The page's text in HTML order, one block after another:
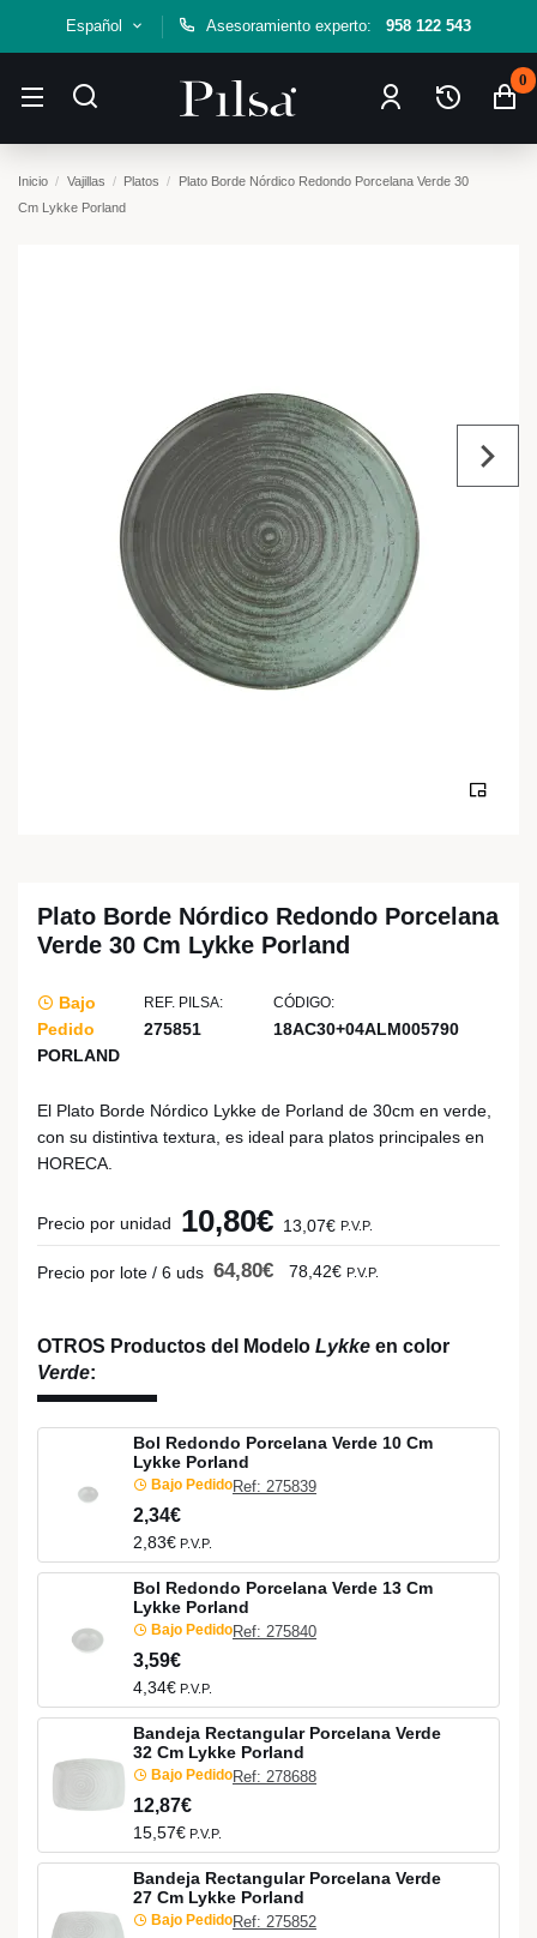
Español Asesoramiento experto: 958 122 543
0
Inicio Vajillas Platos
Plato Borde Nórdico Redondo Porcelana Verde 30
Cm Lykke Porland
Plato Borde Nórdico Redondo Porcelana
Verde 30 Cm Lykke Porland
Bajo
Pedido
REF. PILSA:
275851
CÓDIGO:
18AC30+04ALM005790
PORLAND
El Plato Borde Nórdico Lykke de Porland de 30cm en verde,
con su distintiva textura, es ideal para platos principales en
HORECA.
Precio por unidad 10,80€ 13,07€ P.V.P.
Precio por lote / 6 uds 64,80€ 78,42€ P.V.P.
OTROS Productos del Modelo Lykke en color
Verde:
Bol Redondo Porcelana Verde 10 Cm
Lykke Porland
Bajo PedidoRef: 275839
2,34€
2,83€ P.V.P.
Bol Redondo Porcelana Verde 13 Cm
Lykke Porland
Bajo PedidoRef: 275840
3,59€
4,34€ P.V.P.
Bandeja Rectangular Porcelana Verde
32 Cm Lykke Porland
Bajo PedidoRef: 278688
12,87€
15,57€ P.V.P.
Bandeja Rectangular Porcelana Verde
27 Cm Lykke Porland
Bajo PedidoRef: 275852